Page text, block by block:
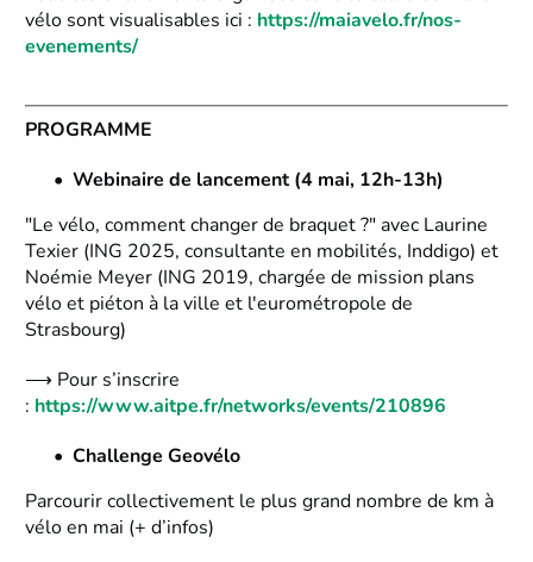
vélo sont visualisables ici : https://maiavelo.fr/nos-
evenements/
PROGRAMME
Webinaire de lancement (4 mai, 12h-13h)
"Le vélo, comment changer de braquet ?" avec Laurine
Texier (ING 2025, consultante en mobilités, Inddigo) et
Noémie Meyer (ING 2019, chargée de mission plans
vélo et piéton à la ville et l'eurométropole de
Strasbourg)
⟶ Pour s’inscrire
: https://www.aitpe.fr/networks/events/210896
Challenge Geovélo
Parcourir collectivement le plus grand nombre de km à
vélo en mai (+ d’infos)